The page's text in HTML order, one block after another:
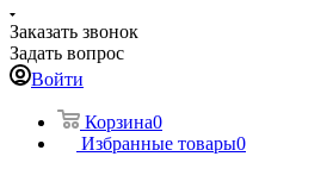
Заказать звонок
Задать вопрос
Войти
Корзина0
Избранные товары0